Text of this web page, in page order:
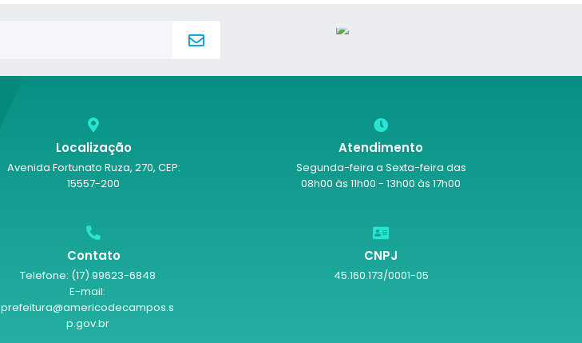
Atendimento
Segunda-feira a Sexta-feira das
08h00 às 11h00 - 13h00 às 17h00
CNPJ
45.160.173/0001-05
Localização
Avenida Fortunato Ruza, 270, CEP:
15557-200
Contato
Telefone: (17) 99623-6848
E-mail:
prefeitura@americodecampos.s
p.gov.br